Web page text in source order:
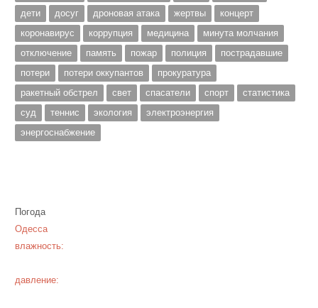
дети
досуг дроновая атака жертвы
концерт
коронавирус
коррупция медицина
минута молчания
отключение
память пожар полиция
пострадавшие
потери
потери оккупантов
прокуратура
ракетный обстрел
свет спасатели спорт
статистика
суд
теннис экология
электроэнергия
энергоснабжение
Погода
Одесса
влажность:
давление: